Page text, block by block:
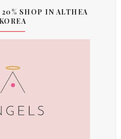
SHOP IN ALTHEA
KOREA